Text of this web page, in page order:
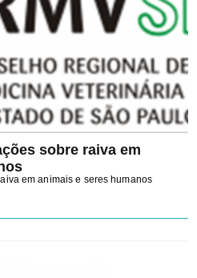
sobre raiva em
em animais e seres humanos
e Condiçõese aPolítica de